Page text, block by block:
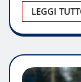
LEGGI